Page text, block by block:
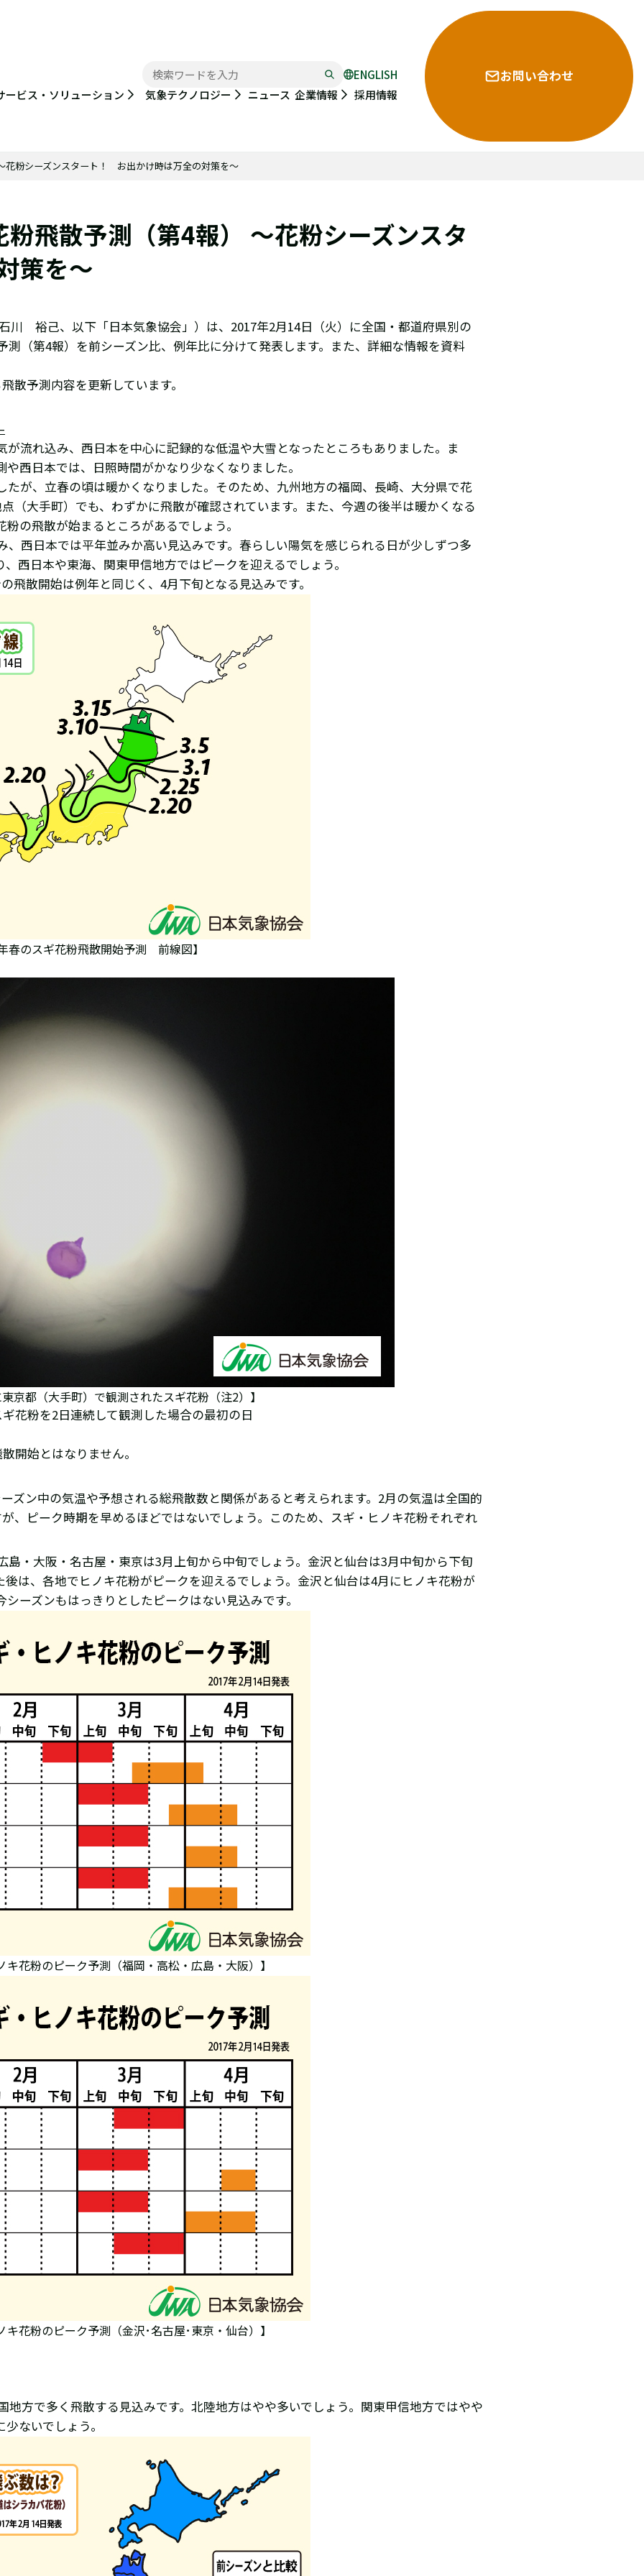
ENGLISH
ービス・ソリューション
気象テクノロジー ニュース 企業情報 採用情報
お問い合わせ
粉シーズンスタート！ お出かけ時は万全の対策を～
飛散予測（第4報） ～花粉シーズンスタ
策を～
川 裕己、以下「日本気象協会」）は、2017年2月14日（火）に全国・都道府県別の
（第4報）を前シーズン比、例年比に分けて発表します。また、詳細な情報を資料
散予測内容を更新しています。
流れ込み、西日本を中心に記録的な低温や大雪となったところもありました。ま
西日本では、日照時間がかなり少なくなりました。
が、立春の頃は暖かくなりました。そのため、九州地方の福岡、長崎、大分県で花
（大手町）でも、わずかに飛散が確認されています。また、今週の後半は暖かくなる
の飛散が始まるところがあるでしょう。
西日本では平年並みか高い見込みです。春らしい陽気を感じられる日が少しずつ多
西日本や東海、関東甲信地方ではピークを迎えるでしょう。
散開始は例年と同じく、4月下旬となる見込みです。
春のスギ花粉飛散開始予測 前線図】
京都（大手町）で観測されたスギ花粉（注2）】
花粉を2日連続して観測した場合の最初の日
開始とはなりません。
ン中の気温や予想される総飛散数と関係があると考えられます。2月の気温は全国的
、ピーク時期を早めるほどではないでしょう。このため、スギ・ヒノキ花粉それぞれ
・大阪・名古屋・東京は3月上旬から中旬でしょう。金沢と仙台は3月中旬から下旬
は、各地でヒノキ花粉がピークを迎えるでしょう。金沢と仙台は4月にヒノキ花粉が
ーズンもはっきりとしたピークはない見込みです。
花粉のピーク予測（福岡・高松・広島・大阪）】
花粉のピーク予測（金沢･名古屋･東京・仙台）】
方で多く飛散する見込みです。北陸地方はやや多いでしょう。関東甲信地方ではやや
ないでしょう。